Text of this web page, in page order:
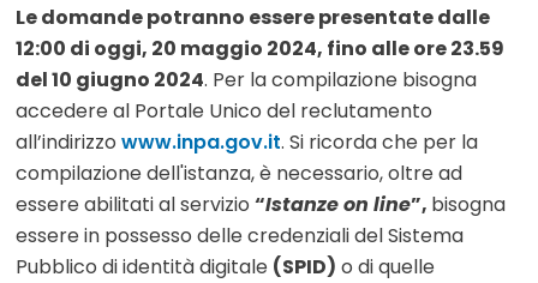
Le domande potranno essere presentate dalle
12:00 di oggi, 20 maggio 2024, fino alle ore 23.59
del 10 giugno 2024. Per la compilazione bisogna
accedere al Portale Unico del reclutamento
all’indirizzo www.inpa.gov.it. Si ricorda che per la
compilazione dell'istanza, è necessario, oltre ad
essere abilitati al servizio “Istanze on line”, bisogna
essere in possesso delle credenziali del Sistema
Pubblico di identità digitale (SPID) o di quelle